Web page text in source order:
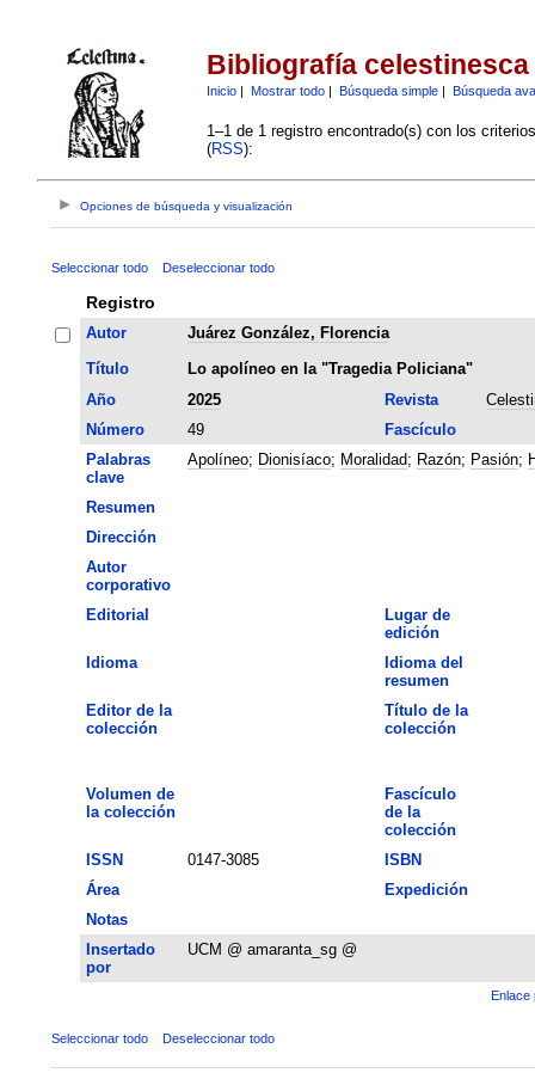
Bibliografía celestinesca
Inicio| Mostrar todo| Búsqueda simple| Búsqueda
1–1 de 1 registro encontrado(s) con los
(RSS):
Opciones de búsqueda y visualización
Seleccionar todo Deseleccionar todo
Registro
Autor
Juárez González, Florencia
Título
Lo apolíneo en la "Tragedia Policiana"
Año
2025 Revista
Número
49
Fascículo
Palabras
clave
Apolíneo; Dionisíaco; Moralidad; Razón; Pasión;
Resumen
Dirección
Autor
corporativo
Editorial
Lugar de
edición
Idioma
Idioma del
resumen
Editor de la
colección
Título de la
colección
Volumen de
la colección
Fascículo
de la
colección
ISSN
0147-3085
ISBN
Área
Expedición
Notas
Insertado
por
UCM @ amaranta_sg @
Enlace
Seleccionar todo Deseleccionar todo